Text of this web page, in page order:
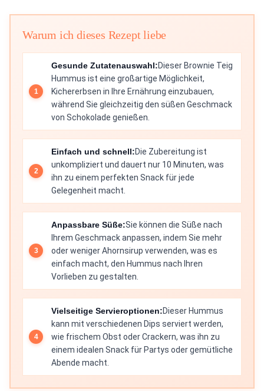
Warum ich dieses Rezept liebe
Gesunde Zutatenauswahl:Dieser Brownie Teig
Hummus ist eine großartige Möglichkeit,
Kichererbsen in Ihre Ernährung einzubauen,
während Sie gleichzeitig den süßen Geschmack
von Schokolade genießen.
Einfach und schnell:Die Zubereitung ist
unkompliziert und dauert nur 10 Minuten, was
ihn zu einem perfekten Snack für jede
Gelegenheit macht.
Anpassbare Süße:Sie können die Süße nach
Ihrem Geschmack anpassen, indem Sie mehr
oder weniger Ahornsirup verwenden, was es
einfach macht, den Hummus nach Ihren
Vorlieben zu gestalten.
Vielseitige Servieroptionen:Dieser Hummus
kann mit verschiedenen Dips serviert werden,
wie frischem Obst oder Crackern, was ihn zu
einem idealen Snack für Partys oder gemütliche
Abende macht.